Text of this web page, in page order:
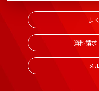
よ
資料請求
メ